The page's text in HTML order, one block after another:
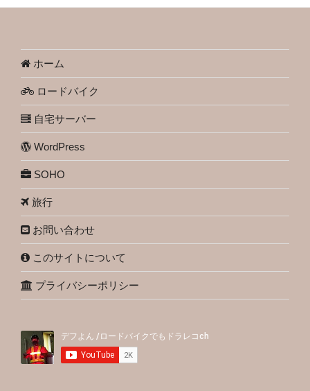
ホーム
ロードバイク
自宅サーバー
WordPress
SOHO
旅行
お問い合わせ
このサイトについて
プライバシーポリシー